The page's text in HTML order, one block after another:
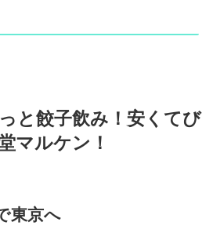
と餃子飲み！安くてび
マルケン！
東京へ